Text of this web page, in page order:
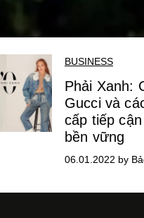
BUSINESS
Phải Xanh:
Gucci và
cấp tiếp
bền vững
06.01.2022 by